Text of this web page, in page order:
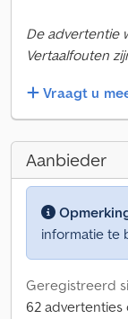
De advertentie
Vertaalfouten
Vraagt u
Aanbieder
informatie te
Geregistreerd
62 advertenties